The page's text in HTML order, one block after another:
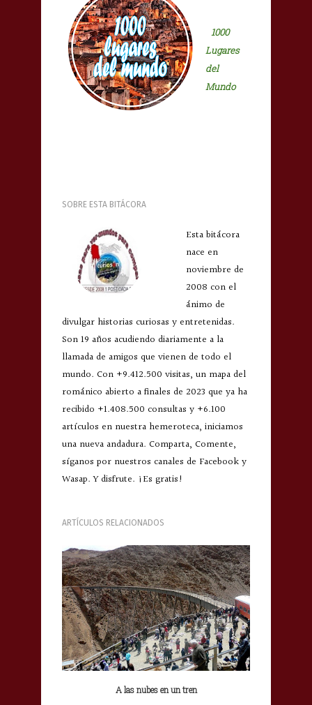
1000
Lugares
del
Mundo
SOBRE ESTA BITÁCORA
Esta bitácora
nace en
noviembre de
2008 con el
ánimo de
divulgar historias curiosas y entretenidas.
Son 19 años acudiendo diariamente a la
llamada de amigos que vienen de todo el
mundo. Con +9.412.500 visitas, un mapa del
románico abierto a finales de 2023 que ya ha
recibido +1.408.500 consultas y +6.100
artículos en nuestra hemeroteca, iniciamos
una nueva andadura. Comparta, Comente,
síganos por nuestros canales de Facebook y
Wasap. Y disfrute. ¡Es gratis!
ARTÍCULOS RELACIONADOS
A las nubes en un tren